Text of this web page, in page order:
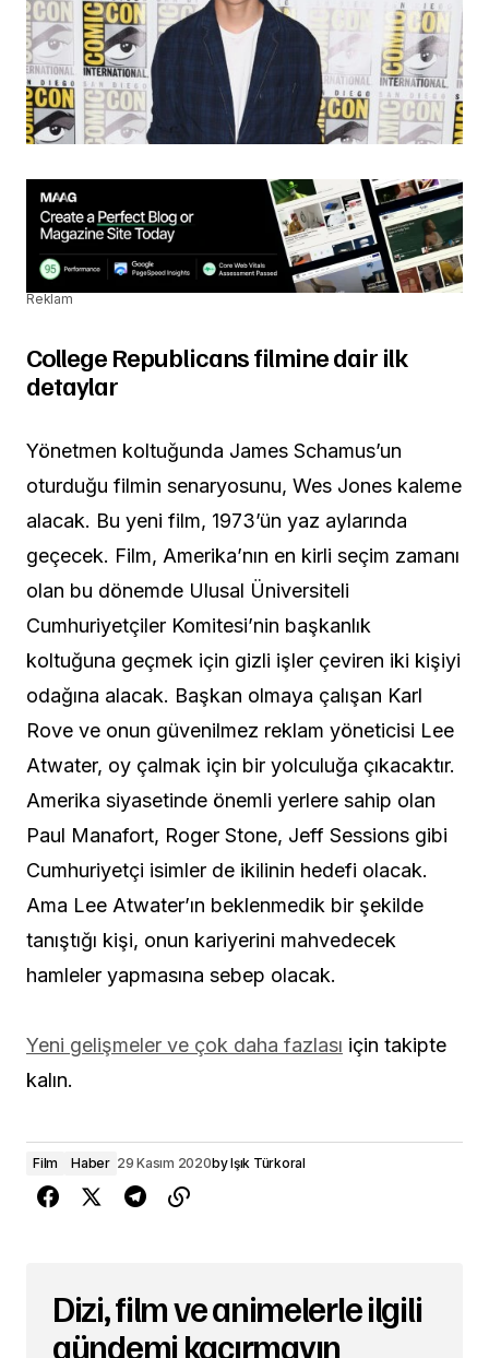
Reklam
College Republicans filmine dair ilk
detaylar
Yönetmen koltuğunda James Schamus’un
oturduğu filmin senaryosunu, Wes Jones kaleme
alacak. Bu yeni film, 1973’ün yaz aylarında
geçecek. Film, Amerika’nın en kirli seçim zamanı
olan bu dönemde Ulusal Üniversiteli
Cumhuriyetçiler Komitesi’nin başkanlık
koltuğuna geçmek için gizli işler çeviren iki kişiyi
odağına alacak. Başkan olmaya çalışan Karl
Rove ve onun güvenilmez reklam yöneticisi Lee
Atwater, oy çalmak için bir yolculuğa çıkacaktır.
Amerika siyasetinde önemli yerlere sahip olan
Paul Manafort, Roger Stone, Jeff Sessions gibi
Cumhuriyetçi isimler de ikilinin hedefi olacak.
Ama Lee Atwater’ın beklenmedik bir şekilde
tanıştığı kişi, onun kariyerini mahvedecek
hamleler yapmasına sebep olacak.
Yeni gelişmeler ve çok daha fazlası için takipte
kalın.
Film Haber 29 Kasım 2020byIşık Türkoral
Dizi, film ve animelerle ilgili
gündemi kaçırmayın